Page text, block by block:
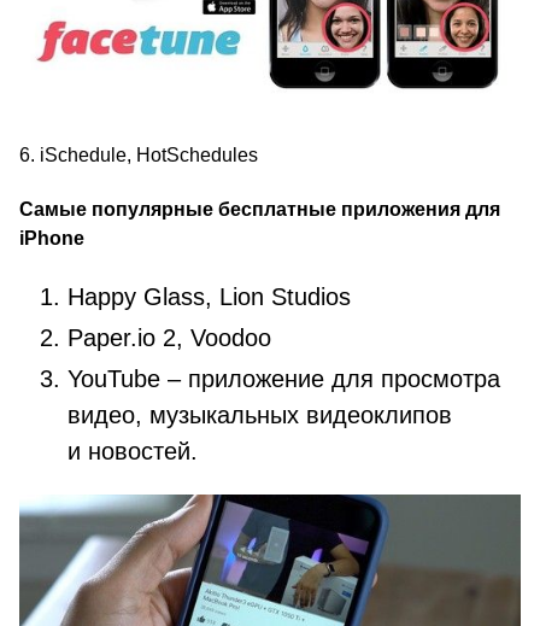
6. iSchedule, HotSchedules
Самые популярные бесплатные приложения для
iPhone
Happy Glass, Lion Studios
Paper.io 2, Voodoo
YouTube – приложение для просмотра
видео, музыкальных видеоклипов
и новостей.